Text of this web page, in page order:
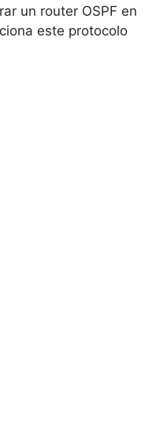
un router OSPF en
este protocolo